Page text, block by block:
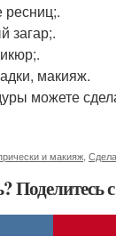
загар;.
макияж.
можете
и макияж
Поделитесь